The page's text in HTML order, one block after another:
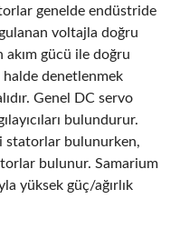
genelde endüstride
voltajla doğru
akım gücü ile doğru
halde denetlenmek
Genel DC servo
bulundurur.
statorlar bulunurken,
bulunur. Samarium
yüksek güç/ağırlık